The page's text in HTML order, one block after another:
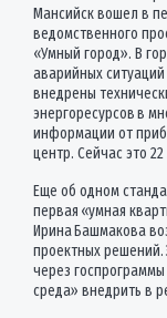
Мансийск вошел в
ведомственного
«Умный город». В
аварийных
внедрены
энергоресурсов в
информации от
центр. Сейчас это
Еще об одном
первая «умная
Ирина Башмакова
проектных решений.
через
среда» внедрить в